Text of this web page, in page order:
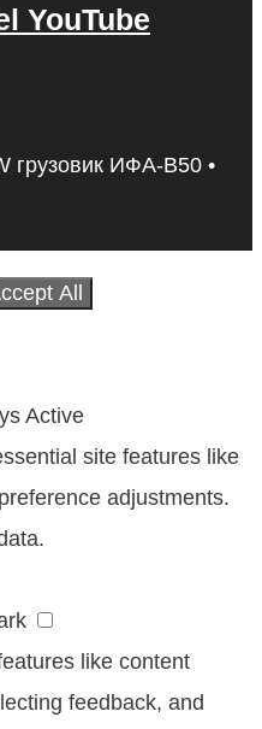
YouTube
грузовик ИФА-В50 •
All
Active
site features like
adjustments.
like content
feedback, and